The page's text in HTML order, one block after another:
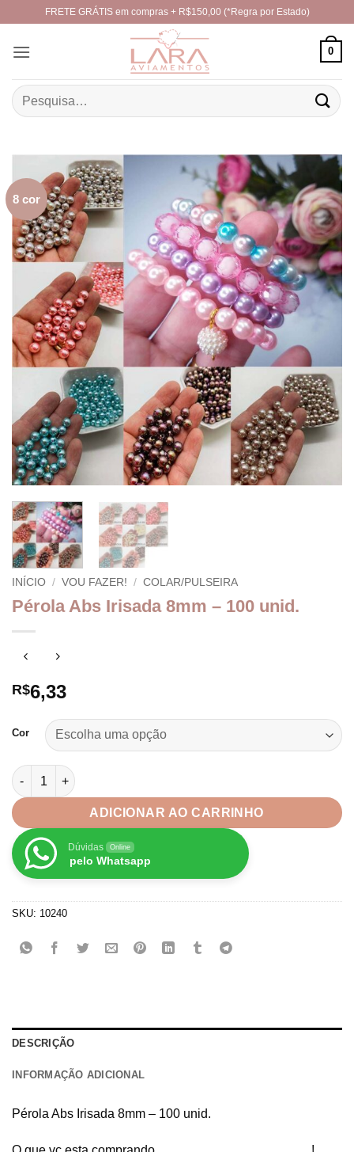
content
FRETE GRÁTIS em compras + R$150,00 (*Regra por Estado)
0
Pesquisar
por:
8 cor
INÍCIO / VOU FAZER! / COLAR/PULSEIRA
Pérola Abs Irisada 8mm – 100 unid.
R$6,33
Cor
Pérola Abs Irisada 8mm - 100 unid. quantidade
ADICIONAR AO CARRINHO
Dúvidas Online
pelo Whatsapp
SKU: 10240
DESCRIÇÃO
INFORMAÇÃO ADICIONAL
Pérola Abs Irisada 8mm – 100 unid.